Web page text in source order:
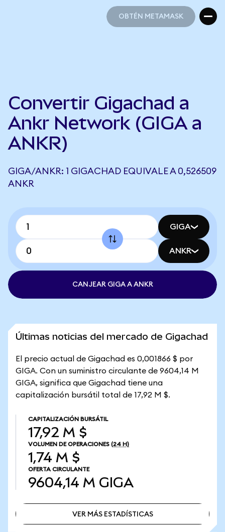
OBTÉN METAMASK
Convertir Gigachad a
Ankr Network (GIGA a
ANKR)
GIGA/ANKR: 1 GIGACHAD EQUIVALE A 0,526509
ANKR
GIGA
ANKR
CANJEAR GIGA A ANKR
Últimas noticias del mercado de Gigachad
El precio actual de Gigachad es 0,001866 $ por
GIGA. Con un suministro circulante de 9604,14 M
GIGA, significa que Gigachad tiene una
capitalización bursátil total de 17,92 M $.
CAPITALIZACIÓN BURSÁTIL
17,92 M $
VOLUMEN DE OPERACIONES (24 H)
1,74 M $
OFERTA CIRCULANTE
9604,14 M GIGA
VER MÁS ESTADÍSTICAS